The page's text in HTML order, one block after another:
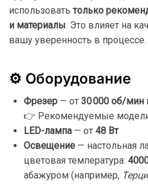
использовать только
и материалы. Это влияет на
вашу уверенность в процессе.
⚙️ Оборудование
Фрезер — от 30 000 об/мин
👉 Рекомендуемые
LED-лампа — от 48 Вт
Освещение — настольная
цветовая температура:
абажуром (например,